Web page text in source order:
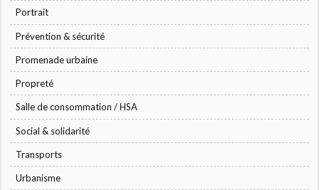
Portrait
Prévention & sécurité
Promenade urbaine
Propreté
Salle de consommation / HSA
Social & solidarité
Transports
Urbanisme